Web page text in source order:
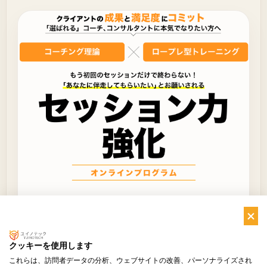
しっかりと継続的にセッション力を強化したい方
向け。4ヶ月かけて、インプットとセッション練習
クッキーを使用します
これらは、訪問者データの分析、ウェブサイトの改善、パーソナライズされ